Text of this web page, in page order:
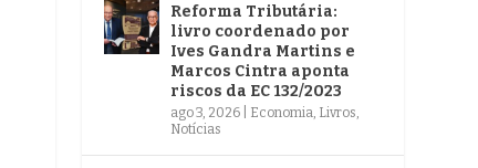
Reforma Tributária:
livro coordenado por
Ives Gandra Martins e
Marcos Cintra aponta
riscos da EC 132/2023
ago 3, 2026 Economia, Livros,
Notícias